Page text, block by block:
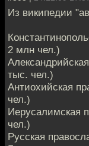
Из википедии
2 млн чел.)
тыс. чел.)
Антиохийская
чел.)
Иерусалимская
чел.)
Русская